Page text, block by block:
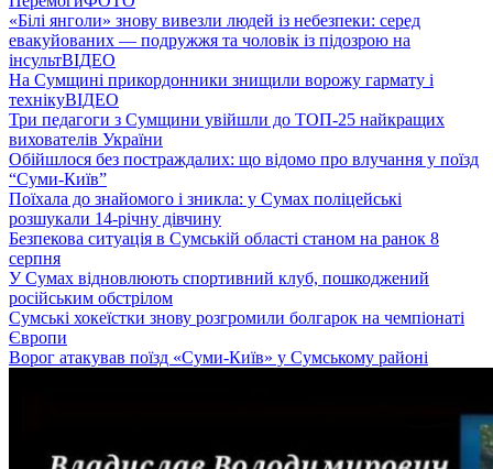
«Білі янголи» знову вивезли людей із небезпеки: серед
евакуйованих — подружжя та чоловік із підозрою на
інсультВІДЕО
На Сумщині прикордонники знищили ворожу гармату і
технікуВІДЕО
Три педагоги з Сумщини увійшли до ТОП-25 найкращих
вихователів України
Обійшлося без постраждалих: що відомо про влучання у поїзд
“Суми-Київ”
Поїхала до знайомого і зникла: у Сумах поліцейські
розшукали 14-річну дівчину
Безпекова ситуація в Сумській області станом на ранок 8
серпня
У Сумах відновлюють спортивний клуб, пошкоджений
російським обстрілом
Сумські хокеїстки знову розгромили болгарок на чемпіонаті
Європи
Ворог атакував поїзд «Суми-Київ» у Сумському районі